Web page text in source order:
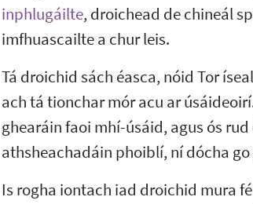
inphlugáilte, droichead de chineál
imfhuascailte a chur leis.
Tá droichid sách éasca, nóid Tor
ach tá tionchar mór acu ar
ghearáin faoi mhí-úsáid, agus ós
athsheachadáin phoiblí, ní dócha
Is rogha iontach iad droichid mura